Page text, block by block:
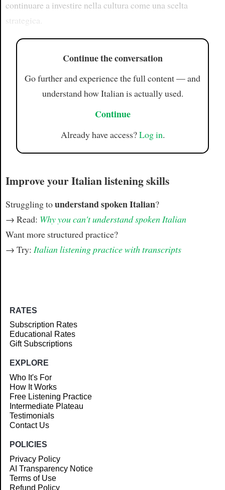
continuare a investire nella cultura come una scelta
strategica.
Continue the conversation
Go further and experience the full content — and
understand how Italian is actually used.
Continue
Already have access?Log in.
Improve your Italian listening skills
Struggling tounderstand spoken Italian?
→ Read: Why you can't understand spoken Italian
Want more structured practice?
→ Try: Italian listening practice with transcripts
RATES
Subscription Rates
Educational Rates
Gift Subscriptions
EXPLORE
Who It's For
How It Works
Free Listening Practice
Intermediate Plateau
Testimonials
Contact Us
POLICIES
Privacy Policy
AI Transparency Notice
Terms of Use
Refund Policy